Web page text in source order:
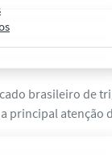
brasileiro de
principal